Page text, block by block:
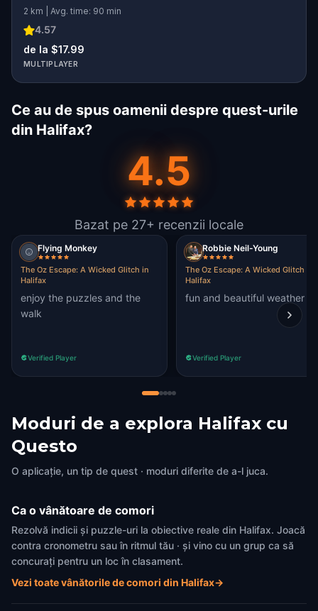
2 km | Avg. time: 90 min
4.57
de la $17.99
MULTIPLAYER
Ce au de spus oamenii despre quest-urile
din Halifax?
4.5
Bazat pe 27+ recenzii locale
Flying Monkey
The Oz Escape: A Wicked Glitch in
Halifax
enjoy the puzzles and the
walk
Verified Player
Robbie Neil-Young
The Oz Escape: A Wicked Glitch in
Halifax
fun and beautiful weather
Verified Player
Moduri de a explora Halifax cu
Questo
O aplicație, un tip de quest · moduri diferite de a-l juca.
Ca o vânătoare de comori
Rezolvă indicii și puzzle-uri la obiective reale din Halifax. Joacă
contra cronometru sau în ritmul tău · și vino cu un grup ca să
concurați pentru un loc în clasament.
Vezi toate vânătorile de comori din Halifax→